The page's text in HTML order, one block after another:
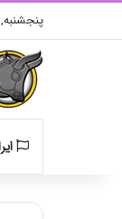
پنجشنبه,